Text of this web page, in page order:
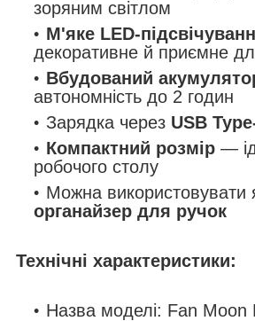
зоряним світлом
М'яке LED-
декоративне й приємне
Вбудований
автономність до 2 годин
Зарядка через USB
Компактний розмір —
робочого столу
Можна використовувати
органайзер для ручок
Технічні характеристики:
Назва моделі: Fan Moon